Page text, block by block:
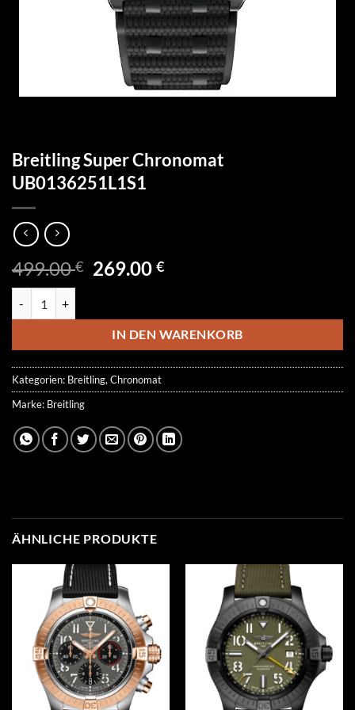
Breitling Super Chronomat
UB0136251L1S1
499.00€ Ursprünglicher
499.00 €
269.00€Aktueller
269.00 €.
IN DEN WARENKORB
Kategorien: Breitling, Chronomat
Marke: Breitling
ÄHNLICHE PRODUKTE